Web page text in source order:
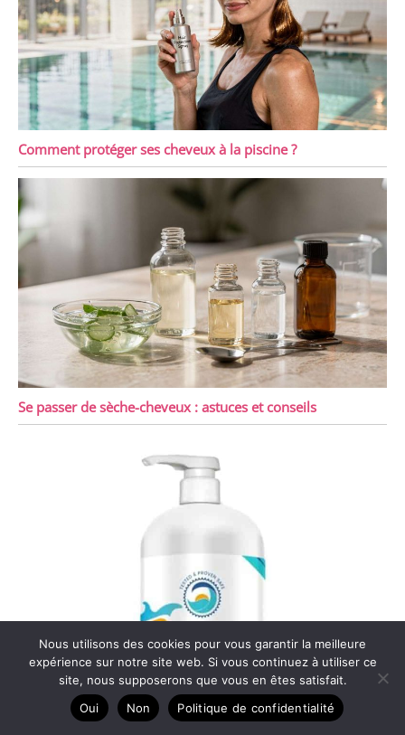
Comment protéger ses cheveux à la piscine ?
Se passer de sèche-cheveux : astuces et conseils
Nous utilisons des cookies pour vous garantir la meilleure
expérience sur notre site web. Si vous continuez à utiliser ce
site, nous supposerons que vous en êtes satisfait.
Oui
Non Politique de confidentialité